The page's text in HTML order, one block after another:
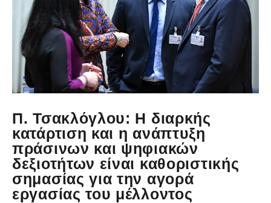
Π. Τσακλόγλου: Η διαρκής
κατάρτιση και η ανάπτυξη
πράσινων και ψηφιακών
δεξιοτήτων είναι καθοριστικής
σημασίας για την αγορά
εργασίας του μέλλοντος